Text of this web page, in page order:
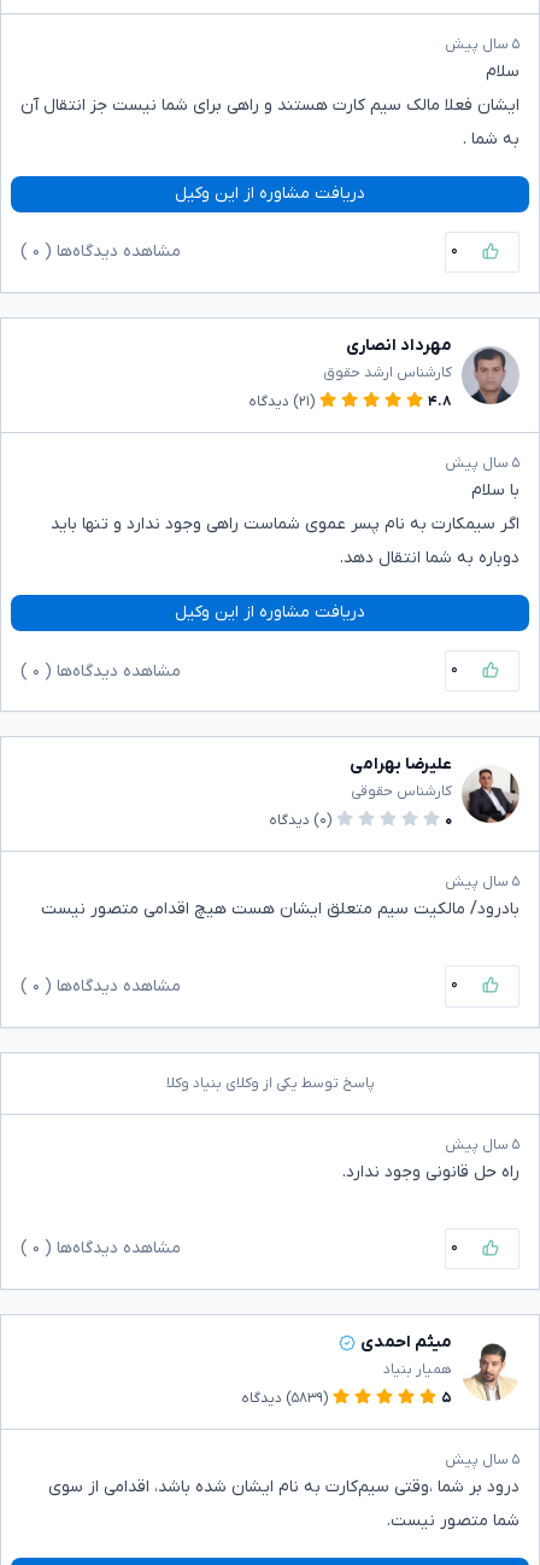
۵ سال پیش
سلام
ایشان فعلا مالک سیم کارت هستند و راهی برای شما نیست جز انتقال آن
به شما .
دریافت مشاوره از این وکیل
۰ مشاهده دیدگاه‌ها ( ۰
مهرداد انصاری
کارشناس ارشد حقوق
۴.۸
(۲۱) دیدگاه
۵ سال پیش
با سلام
اگر سیمکارت به نام پسر عموی شماست راهی وجود ندارد و تنها باید
دوباره به شما انتقال دهد.
دریافت مشاوره از این وکیل
۰ مشاهده دیدگاه‌ها ( ۰
علیرضا بهرامی
کارشناس حقوقی
۰
(۰) دیدگاه
۵ سال پیش
بادرود/ مالکیت سیم متعلق ایشان هست هیچ اقدامی متصور نیست
۰ مشاهده دیدگاه‌ها ( ۰
پاسخ توسط یکی از وکلای بنیاد وکلا
۵ سال پیش
راه حل قانونی وجود ندارد.
۰ مشاهده دیدگاه‌ها ( ۰
میثم احمدی
همیار بنیاد
۵
(۵۸۳۹) دیدگاه
۵ سال پیش
درود بر شما ،وقتی سیم‌کارت به نام ایشان شده باشد، اقدامی از سوی
شما متصور نیست.